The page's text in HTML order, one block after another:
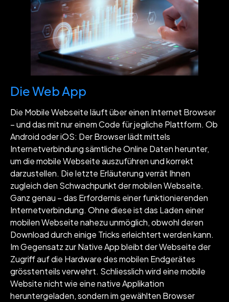
Die Web App
Die Mobile Webseite läuft über einen Internet Browser
– und das mit nur einem Code für jegliche Plattform. Ob
Android oder iOS: Der Browser lädt mittels
Internetverbindung sämtliche Online Daten herunter,
um die mobile Webseite auszuführen und korrekt
darzustellen. Die letzte Erläuterung verrät Ihnen
zugleich den Schwachpunkt der mobilen Webseite.
Ganz genau – das Erfordernis einer funktionierenden
Internetverbindung. Ohne diese ist das Laden einer
mobilen Webseite nahezu unmöglich, obwohl deren
Download durch einige Tricks erleichtert werden kann.
Im Gegensatz zur Native App bleibt der Webseite der
Zugriff auf die Hardware des mobilen Endgerätes
grösstenteils verwehrt. Schliesslich wird eine mobile
Website nicht wie eine native Applikation
heruntergeladen, sondern im gewählten Browser